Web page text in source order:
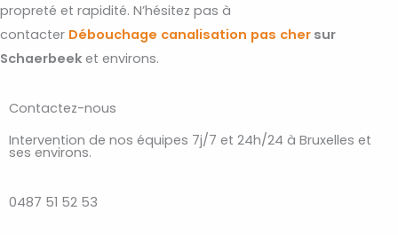
propreté et rapidité. N’hésitez pas à
contacter Débouchage canalisation pas cher sur
Schaerbeek et environs.
Contactez-nous
Intervention de nos équipes 7j/7 et 24h/24 à Bruxelles et
ses environs.
0487 51 52 53